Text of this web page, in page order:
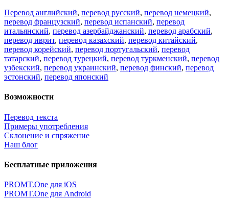
Перевод английский, перевод русский, перевод немецкий,
перевод французский, перевод испанский, перевод
итальянский, перевод азербайджанский, перевод арабский,
перевод иврит, перевод казахский, перевод китайский,
перевод корейский, перевод португальский, перевод
татарский, перевод турецкий, перевод туркменский, перевод
узбекский, перевод украинский, перевод финский, перевод
эстонский, перевод японский
Возможности
Перевод текста
Примеры употребления
Склонение и спряжение
Наш блог
Бесплатные приложения
PROMT.One для iOS
PROMT.One для Android